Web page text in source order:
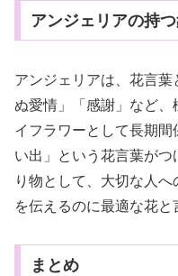
アンジェリアの持
アンジェリアは、花言
ぬ愛情」「感謝」など、
イフラワーとして長期
い出」という花言葉が
り物として、大切な人
を伝えるのに最適な花と
まとめ